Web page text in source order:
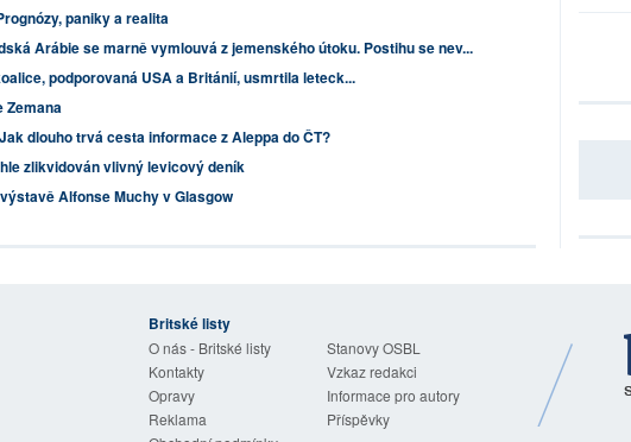
paniky a realita
Arábie se marně vymlouvá z jemenského útoku. Postihu se nev...
podporovaná USA a Británií, usmrtila leteck...
Zemana
Jak dlouho trvá cesta informace z Aleppa do ČT?
zlikvidován vlivný levicový deník
Alfonse Muchy v Glasgow
Britské listy
O nás - Britské listy
Stanovy OSBL
Kontakty
Vzkaz redakci
Opravy
Informace pro autory
Reklama
Příspěvky